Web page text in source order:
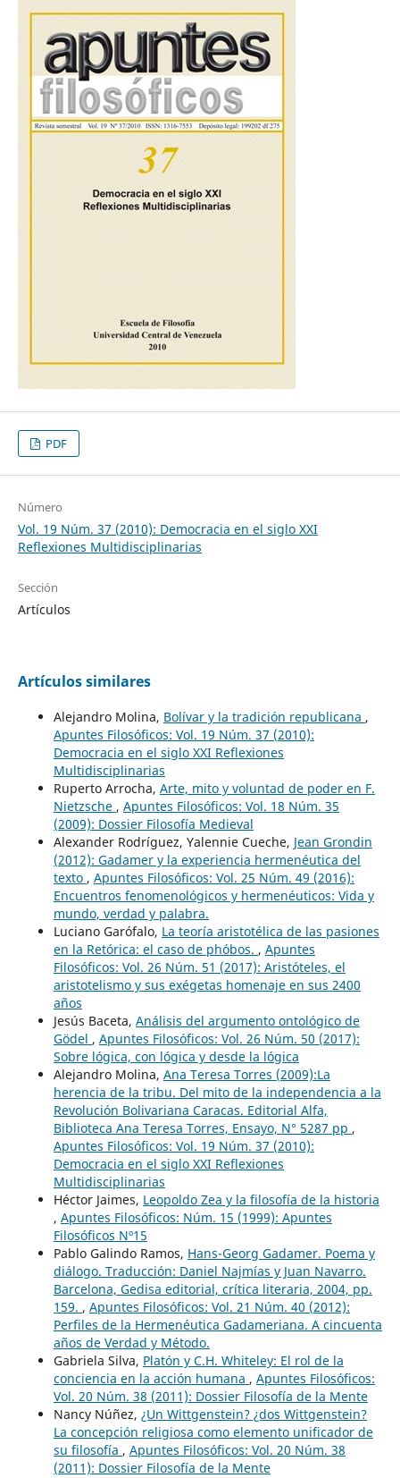
PDF
Número
Vol. 19 Núm. 37 (2010): Democracia en el siglo XXI
Reflexiones Multidisciplinarias
Sección
Artículos
Artículos similares
Alejandro Molina, Bolívar y la tradición republicana ,
Apuntes Filosóficos: Vol. 19 Núm. 37 (2010):
Democracia en el siglo XXI Reflexiones
Multidisciplinarias
Ruperto Arrocha, Arte, mito y voluntad de poder en F.
Nietzsche , Apuntes Filosóficos: Vol. 18 Núm. 35
(2009): Dossier Filosofía Medieval
Alexander Rodríguez, Yalennie Cueche, Jean Grondin
(2012): Gadamer y la experiencia hermenéutica del
texto , Apuntes Filosóficos: Vol. 25 Núm. 49 (2016):
Encuentros fenomenológicos y hermenéuticos: Vida y
mundo, verdad y palabra.
Luciano Garófalo, La teoría aristotélica de las pasiones
en la Retórica: el caso de phóbos. , Apuntes
Filosóficos: Vol. 26 Núm. 51 (2017): Aristóteles, el
aristotelismo y sus exégetas homenaje en sus 2400
años
Jesús Baceta, Análisis del argumento ontológico de
Gödel , Apuntes Filosóficos: Vol. 26 Núm. 50 (2017):
Sobre lógica, con lógica y desde la lógica
Alejandro Molina, Ana Teresa Torres (2009):La
herencia de la tribu. Del mito de la independencia a la
Revolución Bolivariana Caracas. Editorial Alfa,
Biblioteca Ana Teresa Torres, Ensayo, N° 5287 pp ,
Apuntes Filosóficos: Vol. 19 Núm. 37 (2010):
Democracia en el siglo XXI Reflexiones
Multidisciplinarias
Héctor Jaimes, Leopoldo Zea y la filosofía de la historia
, Apuntes Filosóficos: Núm. 15 (1999): Apuntes
Filosóficos Nº15
Pablo Galindo Ramos, Hans-Georg Gadamer. Poema y
diálogo. Traducción: Daniel Najmías y Juan Navarro.
Barcelona, Gedisa editorial, crítica literaria, 2004, pp.
159. , Apuntes Filosóficos: Vol. 21 Núm. 40 (2012):
Perfiles de la Hermenéutica Gadameriana. A cincuenta
años de Verdad y Método.
Gabriela Silva, Platón y C.H. Whiteley: El rol de la
conciencia en la acción humana , Apuntes Filosóficos:
Vol. 20 Núm. 38 (2011): Dossier Filosofía de la Mente
Nancy Núñez, ¿Un Wittgenstein? ¿dos Wittgenstein?
La concepción religiosa como elemento unificador de
su filosofía , Apuntes Filosóficos: Vol. 20 Núm. 38
(2011): Dossier Filosofía de la Mente